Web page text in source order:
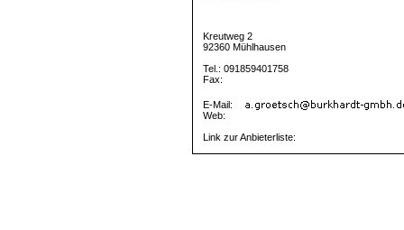
Kreutweg 2
92360 Mühlhausen
Tel.: 091859401758
Fax:
E-Mail:
Web:
Link zur Anbieterliste: